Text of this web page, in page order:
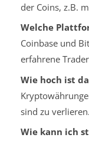
der Coins, z.B.
Welche
Coinbase und
erfahrene
Wie hoch ist
sind zu verlieren.
Wie kann ich